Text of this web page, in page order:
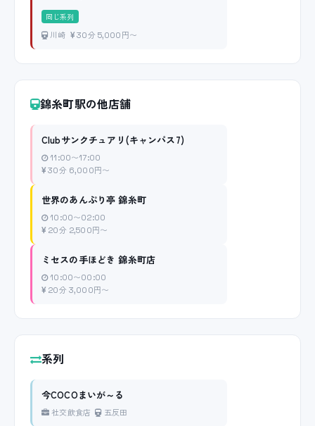
同じ系列
川崎 30分 5,000円〜
錦糸町駅の他店舗
Clubサンクチュアリ(キャンパス7)
11:00〜17:00
30分 6,000円〜
世界のあんぷり亭 錦糸町
10:00〜02:00
20分 2,500円〜
ミセスの手ほどき 錦糸町店
10:00〜00:00
20分 3,000円〜
系列
今COCOまいが～る
社交飲食店 五反田